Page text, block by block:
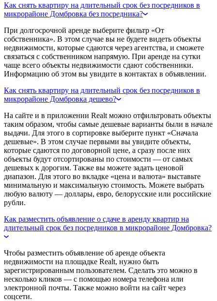
Как снять квартиру на длительный срок без посредников в
микрорайоне Домбровка без посредника?
При долгосрочной аренде выберите фильтр «От
собственника». В этом случае вы не будете видеть объекты
недвижимости, которые сдаются через агентства, и сможете
связаться с собственником напрямую. При аренде на сутки
чаще всего объекты недвижимости сдают собственники.
Информацию об этом вы увидите в контактах в объявлении.
Как снять квартиру на длительный срок без посредников в
микрорайоне Домбровка дешево?
На сайте и в приложении Realt можно отфильтровать объекты
таким образом, чтобы самые дешевые варианты были в начале
выдачи. Для этого в сортировке выберите пункт «Сначала
дешевые». В этом случае первыми вы увидите объекты,
которые сдаются по договорной цене, а сразу после них
объекты будут отсортированы по стоимости — от самых
дешевых к дорогим. Также вы можете задать ценовой
диапазон. Для этого во вкладке «цена и валюта» выставьте
минимальную и максимальную стоимость. Можете выбрать
любую валюту — доллары, евро, белорусские или российские
рубли.
Как разместить объявление о сдаче в аренду квартир на
длительный срок без посредников в микрорайоне Домбровка?
Чтобы разместить объявление об аренде объекта
недвижимости на площадке Realt, нужно быть
зарегистрированным пользователем. Сделать это можно в
несколько кликов — с помощью номера телефона или
электронной почты. Также можно войти на сайт через
соцсети.